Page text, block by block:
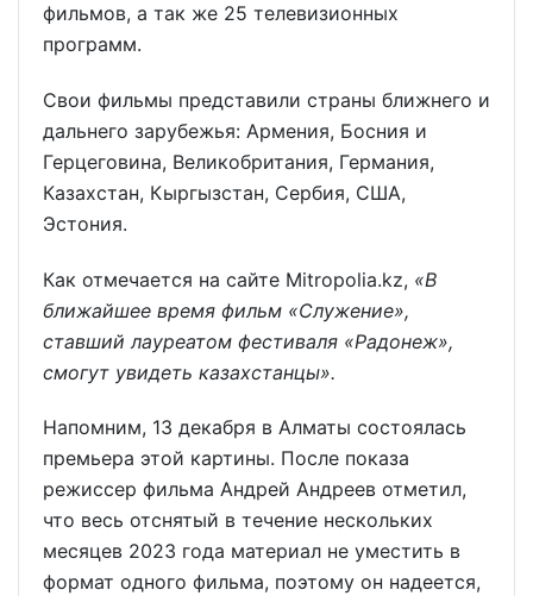
фильмов, а так же 25 телевизионных
программ.
Свои фильмы представили страны ближнего и
дальнего зарубежья: Армения, Босния и
Герцеговина, Великобритания, Германия,
Казахстан, Кыргызстан, Сербия, США,
Эстония.
Как отмечается на сайте Mitropolia.kz, «В
ближайшее время фильм «Служение»,
ставший лауреатом фестиваля «Радонеж»,
смогут увидеть казахстанцы».
Напомним, 13 декабря в Алматы состоялась
премьера этой картины. После показа
режиссер фильма Андрей Андреев отметил,
что весь отснятый в течение нескольких
месяцев 2023 года материал не уместить в
формат одного фильма, поэтому он надеется,